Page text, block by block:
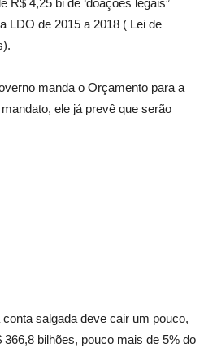
R$ 4,25 bi de ‘doações legais”
LDO de 2015 a 2018 ( Lei de
manda o Orçamento para a
ele já prevê que serão
salgada deve cair um pouco,
bilhões, pouco mais de 5% do